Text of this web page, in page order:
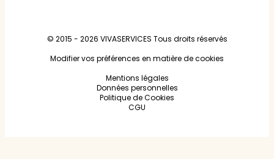
© 2015 - 2026 VIVASERVICES Tous droits réservés
Modifier vos préférences en matière de cookies
Mentions légales
Données personnelles
Politique de Cookies
CGU